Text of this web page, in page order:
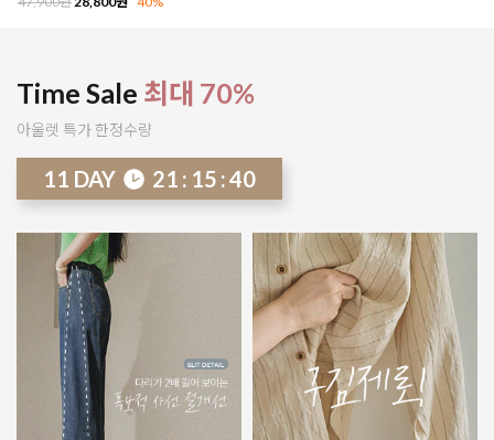
Time Sale 최대 70%
아울렛 특가 한정수량
11 DAY 21 : 15 :34